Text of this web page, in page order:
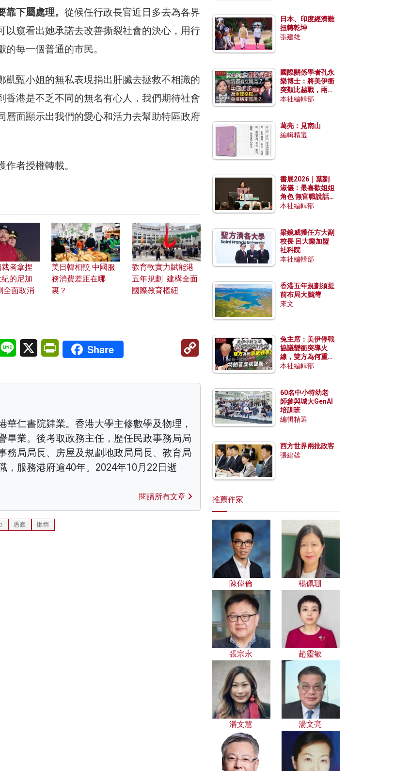
下屬處理。 從候任行政長官近日多去為各界
以窺看出她承諾去改善撕裂社會的決心，用行
每一個普通的市民。
凱甄小姐的無私表現捐出肝臟去拯救不相識的
香港是不乏不同的無名有心人，我們期待社會
層面顯示出我們的愛心和活力去幫助特區政府
者授權轉載。
者拿捏
的尼加
全面取消
美日韓相較 中國服
務消費差距在哪
裏？
教育軟實力賦能港
五年規劃 建構全面
國際教育樞紐
Line X PrintFriendly
Share
Copy
華仁書院肄業。香港大學主修數學及物理，
畢業。後考取政務主任，歷任民政事務局局
務局局長、房屋及規劃地政局局長、教育局
，服務港府逾40年。2024年10月22日逝
閱讀所有文章
愚蠢 懶惰
日本、印度經濟難
扭轉乾坤
張建雄
國際關係學者孔永
樂博士：將美伊衝
突類比越戰，兩者
有何異同？中國崛
本社編輯部
葛亮：見南山
編輯精選
書展2026｜葉劉
淑儀：最喜歡姐姐
角色 無官職說話
包袱少
本社編輯部
梁鏡威獲任方大副
校長 呂大樂加盟
社科院
本社編輯部
香港五年規劃須提
前布局大鵬灣
來文
兔主席：美伊停戰
協議變衝突導火
線，雙方為何重啟
戰爭？伊朗一早洞
本社編輯部
60名中小特幼老
師參與城大GenAI
培訓班
編輯精選
西方世界兩批政客
張建雄
推薦作家
陳偉倫 楊佩珊
張宗永 趙靈敏
潘文慧 湯文亮